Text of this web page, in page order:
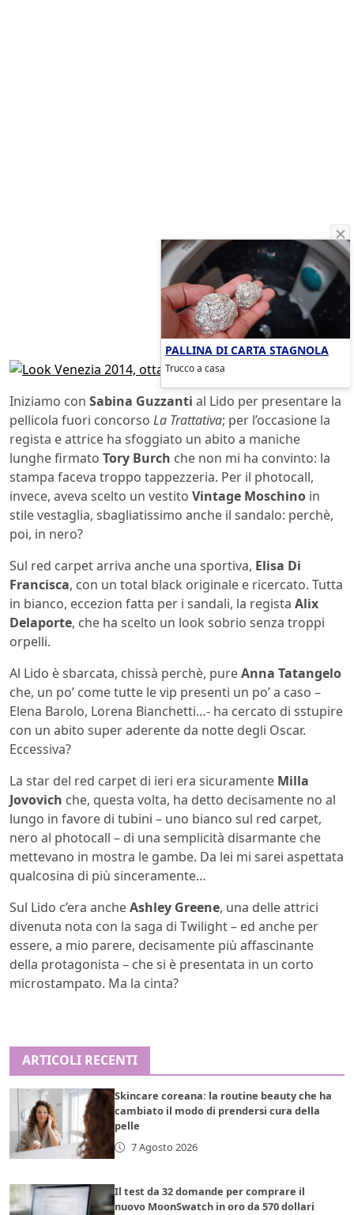
Iniziamo con Sabina Guzzanti al Lido per presentare la
pellicola fuori concorso La Trattativa; per l’occasione la
regista e attrice ha sfoggiato un abito a maniche
lunghe firmato Tory Burch che non mi ha convinto: la
stampa faceva troppo tappezzeria. Per il photocall,
invece, aveva scelto un vestito Vintage Moschino in
stile vestaglia, sbagliatissimo anche il sandalo: perchè,
poi, in nero?
Sul red carpet arriva anche una sportiva, Elisa Di
Francisca, con un total black originale e ricercato. Tutta
in bianco, eccezion fatta per i sandali, la regista Alix
Delaporte, che ha scelto un look sobrio senza troppi
orpelli.
Al Lido è sbarcata, chissà perchè, pureAnna Tatangelo
che, un po’ come tutte le vip presenti un po’ a caso –
Elena Barolo, Lorena Bianchetti…- ha cercato di sstupire
con un abito super aderente da notte degli Oscar.
Eccessiva?
La star del red carpet di ieri era sicuramente Milla
Jovovich che, questa volta, ha detto decisamente no al
lungo in favore di tubini – uno bianco sul red carpet,
nero al photocall – di una semplicità disarmante che
mettevano in mostra le gambe. Da lei mi sarei aspettata
qualcosina di più sinceramente…
Sul Lido c’era ancheAshley Greene, una delle attrici
divenuta nota con la saga di Twilight – ed anche per
essere, a mio parere, decisamente più affascinante
della protagonista – che si è presentata in un corto
microstampato. Ma la cinta?
ARTICOLI RECENTI
Skincare coreana: la routine beauty che ha
cambiato il modo di prendersi cura della
pelle
7 Agosto 2026
Il test da 32 domande per comprare il
nuovo MoonSwatch in oro da 570 dollari
PALLINA DI CARTA STAGNOLA
Trucco a casa